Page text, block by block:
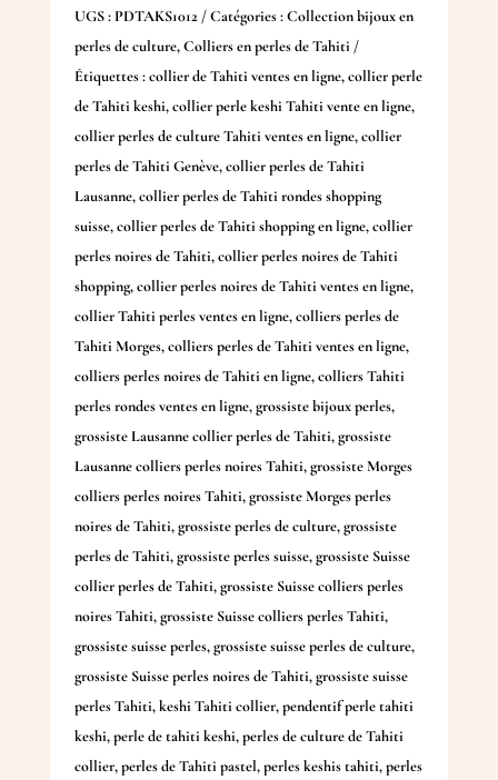
UGS :PDTAKS1012 Catégories :Collection bijoux en
perles de culture,Colliers en perles de Tahiti
Étiquettes :collier de Tahiti ventes en ligne,collier perle
de Tahiti keshi,collier perle keshi Tahiti vente en ligne,
collier perles de culture Tahiti ventes en ligne,collier
perles de Tahiti Genève,collier perles de Tahiti
Lausanne,collier perles de Tahiti rondes shopping
suisse,collier perles de Tahiti shopping en ligne,collier
perles noires de Tahiti,collier perles noires de Tahiti
shopping,collier perles noires de Tahiti ventes en ligne,
collier Tahiti perles ventes en ligne,colliers perles de
Tahiti Morges,colliers perles de Tahiti ventes en ligne,
colliers perles noires de Tahiti en ligne,colliers Tahiti
perles rondes ventes en ligne,grossiste bijoux perles,
grossiste Lausanne collier perles de Tahiti,grossiste
Lausanne colliers perles noires Tahiti,grossiste Morges
colliers perles noires Tahiti,grossiste Morges perles
noires de Tahiti,grossiste perles de culture,grossiste
perles de Tahiti,grossiste perles suisse,grossiste Suisse
collier perles de Tahiti,grossiste Suisse colliers perles
noires Tahiti,grossiste Suisse colliers perles Tahiti,
grossiste suisse perles,grossiste suisse perles de culture,
grossiste Suisse perles noires de Tahiti,grossiste suisse
perles Tahiti,keshi Tahiti collier,pendentif perle tahiti
keshi,perle de tahiti keshi,perles de culture de Tahiti
collier,perles de Tahiti pastel,perles keshis tahiti,perles